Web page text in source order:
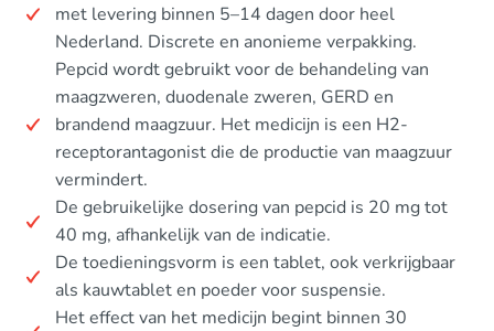
met levering binnen 5–14 dagen door heel
Nederland. Discrete en anonieme verpakking.
Pepcid wordt gebruikt voor de behandeling van
maagzweren, duodenale zweren, GERD en
brandend maagzuur. Het medicijn is een H2-
receptorantagonist die de productie van maagzuur
vermindert.
De gebruikelijke dosering van pepcid is 20 mg tot
40 mg, afhankelijk van de indicatie.
De toedieningsvorm is een tablet, ook verkrijgbaar
als kauwtablet en poeder voor suspensie.
Het effect van het medicijn begint binnen 30